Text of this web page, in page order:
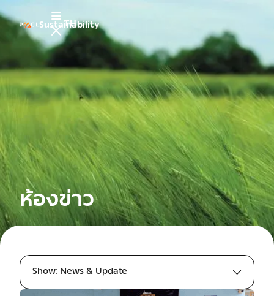
Sustainability
TH
ห้องข่าว
Show: News & Update